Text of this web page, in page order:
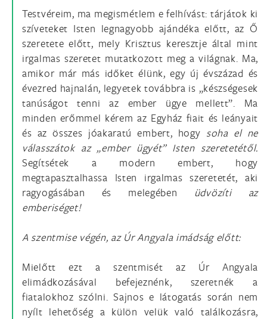
Testvéreim, ma megismétlem e felhívást: tárjátok ki
szíveteket Isten legnagyobb ajándéka előtt, az Ő
szeretete előtt, mely Krisztus keresztje által mint
irgalmas szeretet mutatkozott meg a világnak. Ma,
amikor már más időket élünk, egy új évszázad és
évezred hajnalán, legyetek továbbra is „készségesek
tanúságot tenni az ember ügye mellett”. Ma
minden erőmmel kérem az Egyház fiait és leányait
és az összes jóakaratú embert, hogy soha el ne
válasszátok az „ember ügyét” Isten szeretetétől.
Segítsétek a modern embert, hogy
megtapasztalhassa Isten irgalmas szeretetét, aki
ragyogásában és melegében üdvözíti az
emberiséget!
A szentmise végén, az Úr Angyala imádság előtt:
Mielőtt ezt a szentmisét az Úr Angyala
elimádkozásával befejeznénk, szeretnék a
fiatalokhoz szólni. Sajnos e látogatás során nem
nyílt lehetőség a külön velük való találkozásra,